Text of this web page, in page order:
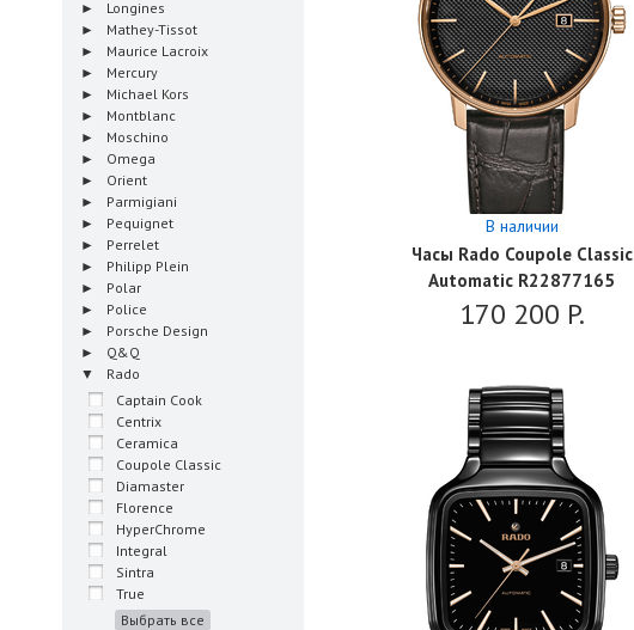
Longines
Mathey-Tissot
Maurice Lacroix
Mercury
Michael Kors
Montblanc
Moschino
Omega
Orient
Parmigiani
Pequignet
Perrelet
Philipp Plein
Polar
Police
Porsche Design
Q&Q
Rado
Captain Cook
Centrix
Ceramica
Coupole Classic
Diamaster
Florence
HyperChrome
Integral
Sintra
True
Выбрать все
В наличии
Часы Rado Coupole Classic
Automatic R22877165
170 200 P.